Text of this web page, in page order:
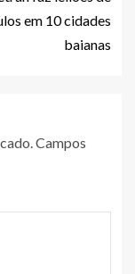
em 10 cidades
baianas
Campos